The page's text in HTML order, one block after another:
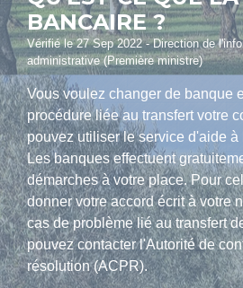
BANCAIRE ?
Vérifié le 27 Sep 2022 - Direction de
administrative (Première ministre)
Vous voulez changer de banque
procédure liée au transfert votre
pouvez utiliser le service d'aide
Les banques effectuent
démarches à votre place. Pour
donner votre accord écrit à votre
cas de problème lié au transfert
pouvez contacter l'Autorité de
résolution (ACPR).